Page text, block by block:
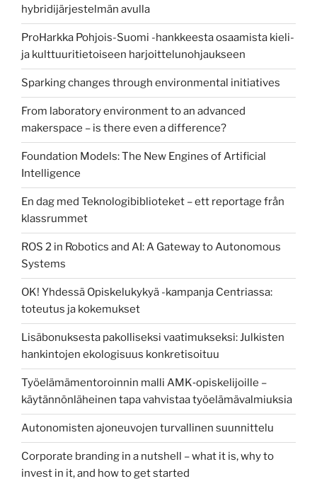
hybridijärjestelmän avulla
ProHarkka Pohjois-Suomi -hankkeesta osaamista kieli-
ja kulttuuritietoiseen harjoittelunohjaukseen
Sparking changes through environmental initiatives
From laboratory environment to an advanced
makerspace – is there even a difference?
Foundation Models: The New Engines of Artificial
Intelligence
En dag med Teknologibiblioteket – ett reportage från
klassrummet
ROS 2 in Robotics and AI: A Gateway to Autonomous
Systems
OK! Yhdessä Opiskelukykyä -kampanja Centriassa:
toteutus ja kokemukset
Lisäbonuksesta pakolliseksi vaatimukseksi: Julkisten
hankintojen ekologisuus konkretisoituu
Työelämämentoroinnin malli AMK‑opiskelijoille –
käytännönläheinen tapa vahvistaa työelämävalmiuksia
Autonomisten ajoneuvojen turvallinen suunnittelu
Corporate branding in a nutshell – what it is, why to
invest in it, and how to get started